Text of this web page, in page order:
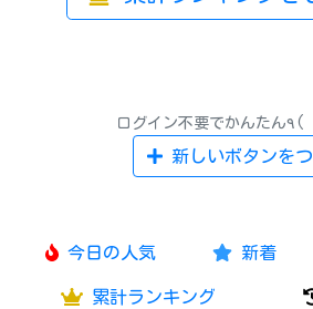
新しいボタンを
今日の人気 新着
累計ランキング